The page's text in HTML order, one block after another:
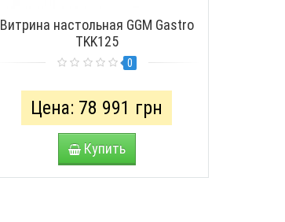
Витрина настольная GGM Gastro
TKK125
0
Цена: 78 991 грн
Купить